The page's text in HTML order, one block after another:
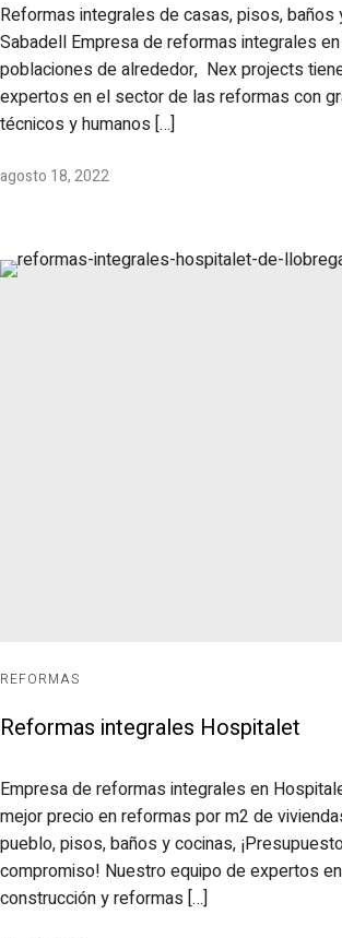
Reformas integrales de casas, pisos, baños
Sabadell Empresa de reformas integrales
poblaciones de alrededor, Nex projects
expertos en el sector de las reformas con
técnicos y humanos […]
agosto 18, 2022
REFORMAS
Reformas integrales Hospitalet
Empresa de reformas integrales en
mejor precio en reformas por m2 de
pueblo, pisos, baños y cocinas,
compromiso! Nuestro equipo de expertos
construcción y reformas […]